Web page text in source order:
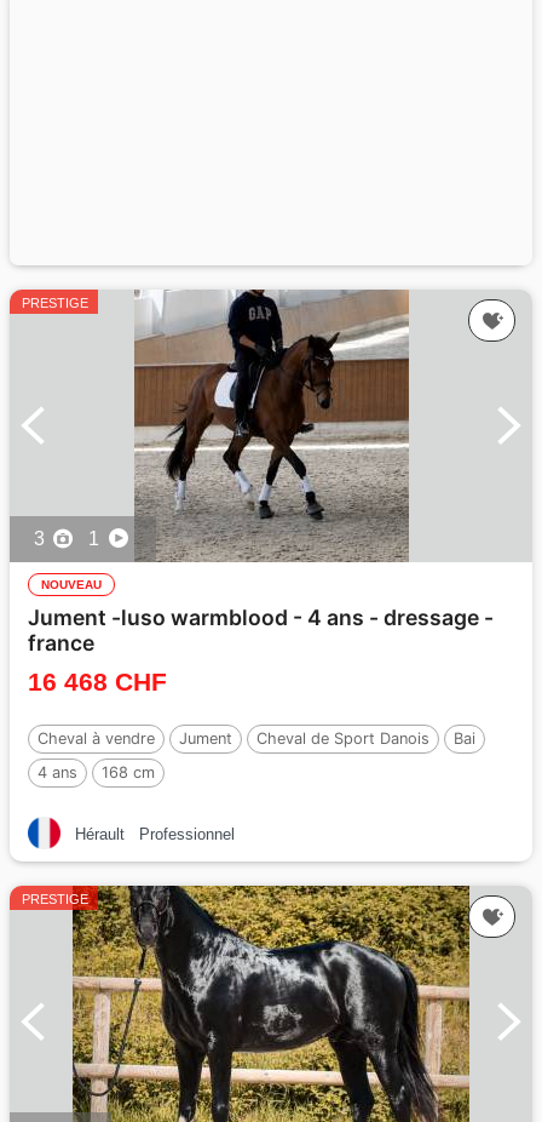
PRESTIGE
3 1
NOUVEAU
Jument -luso warmblood - 4 ans - dressage -
france
16 468 CHF
Cheval à vendre Jument Cheval de Sport Danois
Bai
4 ans
168 cm
Hérault Professionnel
PRESTIGE